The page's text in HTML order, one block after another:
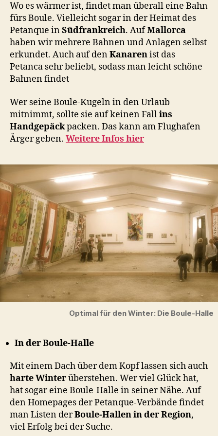
Wo es wärmer ist, findet man überall eine Bahn
fürs Boule. Vielleicht sogar in der Heimat des
Petanque inSüdfrankreich. AufMallorca
haben wir mehrere Bahnen und Anlagen selbst
erkundet. Auch auf denKanarenist das
Petanca sehr beliebt, sodass man leicht schöne
Bahnen findet
Wer seine Boule-Kugeln in den Urlaub
mitnimmt, sollte sie auf keinen Fallins
Handgepäckpacken. Das kann am Flughafen
Ärger geben. Weitere Infos hier
Optimal für den Winter: Die Boule-Halle
In der Boule-Halle
Mit einem Dach über dem Kopf lassen sich auch
harte Winterüberstehen. Wer viel Glück hat,
hat sogar eine Boule-Halle in seiner Nähe. Auf
den Homepages der Petanque-Verbände findet
man Listen derBoule-Hallen in der Region,
viel Erfolg bei der Suche.